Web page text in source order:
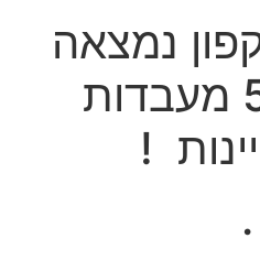
נמצאה
אחת מ 5 מעבדות
!
.